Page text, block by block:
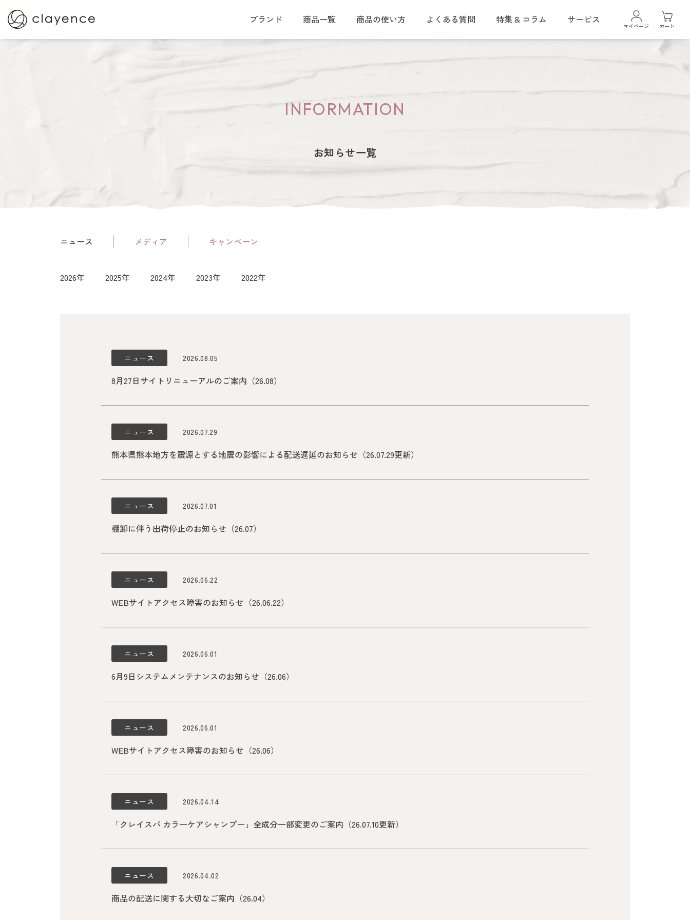
ブランド 商品一覧
クレイスパ カラートリートメント
＆ダメージケアマスク クレイスパリペアカラーオイル
クレイスパ 薬用スカルプシャンプー
商品の使い方 よくある質問 特集 & コラム サービス
マイページ カート
INFORMATION
お知らせ一覧
ニュース メディア キャンペーン
2026年 2025年 2024年 2023年 2022年
ニュース 2026.08.05
8月27日サイトリニューアルのご案内（26.08）
ニュース 2026.07.29
熊本県熊本地方を震源とする地震の影響による配送遅延のお知らせ（26.07.29更新）
ニュース 2026.07.01
棚卸に伴う出荷停止のお知らせ（26.07）
ニュース 2026.06.22
WEBサイトアクセス障害のお知らせ（26.06.22）
ニュース 2026.06.01
6月9日システムメンテナンスのお知らせ（26.06）
ニュース 2026.06.01
WEBサイトアクセス障害のお知らせ（26.06）
ニュース 2026.04.14
「クレイスパ カラーケアシャンプー」全成分一部変更のご案内（26.07.10更新）
ニュース 2026.04.02
商品の配送に関する大切なご案内（26.04）